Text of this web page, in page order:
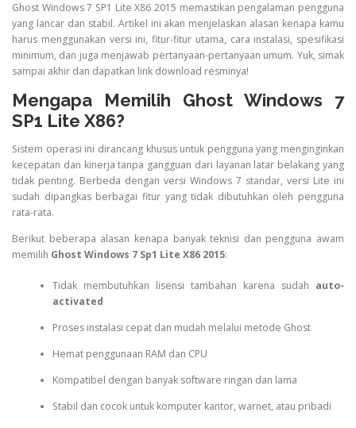
Ghost Windows 7 SP1 Lite X86 2015 memastikan pengalaman pengguna
yang lancar dan stabil. Artikel ini akan menjelaskan alasan kenapa kamu
harus menggunakan versi ini, fitur-fitur utama, cara instalasi, spesifikasi
minimum, dan juga menjawab pertanyaan-pertanyaan umum. Yuk, simak
sampai akhir dan dapatkan link download resminya!
Mengapa Memilih Ghost Windows 7
SP1 Lite X86?
Sistem operasi ini dirancang khusus untuk pengguna yang menginginkan
kecepatan dan kinerja tanpa gangguan dari layanan latar belakang yang
tidak penting. Berbeda dengan versi Windows 7 standar, versi Lite ini
sudah dipangkas berbagai fitur yang tidak dibutuhkan oleh pengguna
rata-rata.
Berikut beberapa alasan kenapa banyak teknisi dan pengguna awam
memilih Ghost Windows 7 Sp1 Lite X86 2015:
Tidak membutuhkan lisensi tambahan karena sudah auto-
activated
Proses instalasi cepat dan mudah melalui metode Ghost
Hemat penggunaan RAM dan CPU
Kompatibel dengan banyak software ringan dan lama
Stabil dan cocok untuk komputer kantor, warnet, atau pribadi